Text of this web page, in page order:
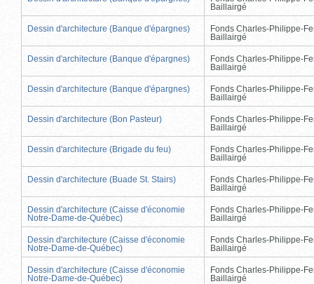
Baillairgé
Dessin d'architecture (Banque d'épargnes)
Fonds Charles-Philippe-
Baillairgé
Dessin d'architecture (Banque d'épargnes)
Fonds Charles-Philippe-
Baillairgé
Dessin d'architecture (Banque d'épargnes)
Fonds Charles-Philippe-
Baillairgé
Dessin d'architecture (Bon Pasteur)
Fonds Charles-Philippe-
Baillairgé
Dessin d'architecture (Brigade du feu)
Fonds Charles-Philippe-
Baillairgé
Dessin d'architecture (Buade St. Stairs)
Fonds Charles-Philippe-
Baillairgé
Dessin d'architecture (Caisse d'économie
Notre-Dame-de-Québec)
Fonds Charles-Philippe-
Baillairgé
Dessin d'architecture (Caisse d'économie
Notre-Dame-de-Québec)
Fonds Charles-Philippe-
Baillairgé
Dessin d'architecture (Caisse d'économie
Notre-Dame-de-Québec)
Fonds Charles-Philippe-
Baillairgé